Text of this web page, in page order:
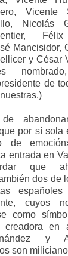
Vicente
Nicolás
Mancisidor,
y César
de
por sí sola
de
entrada en
que
dos de
cuyos
como
creadora en
y
son